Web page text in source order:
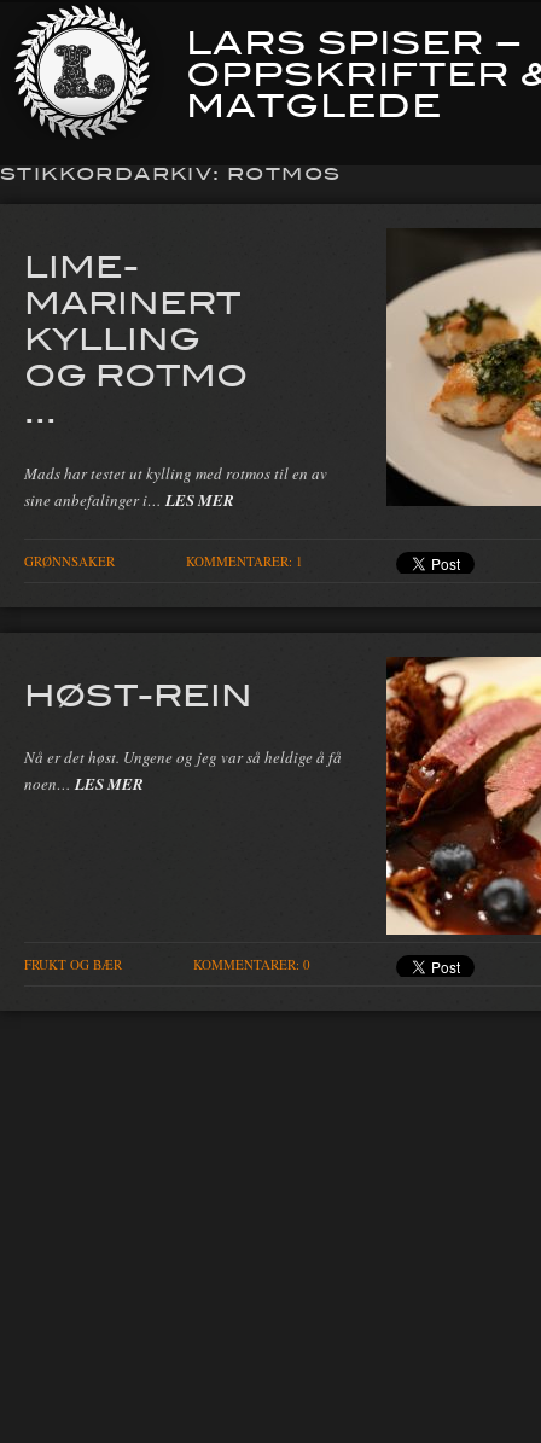
LARS SPISER –
OPPSKRIFTER
MATGLEDE
STIKKORDARKIV: ROTMOS
LIME-
MARINERT
KYLLING
OG ROTMO
...
Mads har testet ut kylling med rotmos til en av
sine anbefalinger i… LES MER
GRØNNSAKER KOMMENTARER: 1
HØST-REIN
Nå er det høst. Ungene og jeg var så heldige å få
noen… LES MER
FRUKT OG BÆR KOMMENTARER: 0